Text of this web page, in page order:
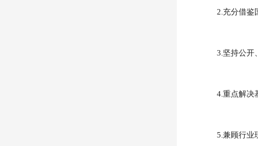
2.充分借鉴
3.坚持公开
4.重点解决
5.兼顾行业